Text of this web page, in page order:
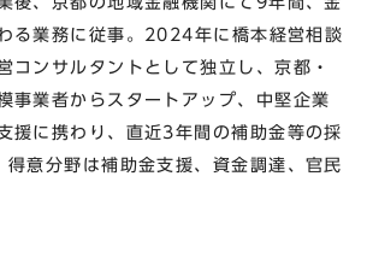
る業務に従事。2024年に橋本経営相談
コンサルタントとして独立し、京都・
事業者からスタートアップ、中堅企業
援に携わり、直近3年間の補助金等の採
意分野は補助金支援、資金調達、官民